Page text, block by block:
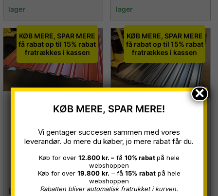
lager lager
KØB MERE, SPAR MERE
få rabat op til 15% rabat
fratrækkes i kassen
VP18 Trapezplader
0,50 mm, B 1,07 x L
Restparti
Bruges til FACADE
KØB MERE, SPAR MERE
få rabat op til 15% rabat
fratrækkes i kassen
TP18 trapezplade
Sort Ral 9005,
0,45/0,50mm B 1,07
x L 3,00 m.
Restparti
KØB MERE, SPAR MERE!
Vi gentager succesen sammen med vores
leverandør. Jo mere du køber, jo mere rabat får du.
Køb for over 12.800 kr. –få 10% rabatpå hele
webshoppen
Køb for over 19.800 kr. – få 15% rabatpå hele
webshoppen
Rabatten bliver automatisk fratrukket i kurven.
×